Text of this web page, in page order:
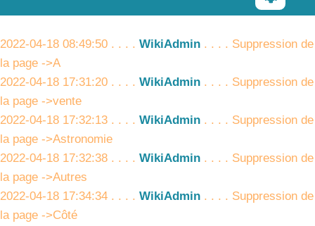
2022-04-18 08:49:50 . . . . WikiAdmin . . . . Suppression de
la page ->A
2022-04-18 17:31:20 . . . . WikiAdmin . . . . Suppression de
la page ->vente
2022-04-18 17:32:13 . . . . WikiAdmin . . . . Suppression de
la page ->Astronomie
2022-04-18 17:32:38 . . . . WikiAdmin . . . . Suppression de
la page ->Autres
2022-04-18 17:34:34 . . . . WikiAdmin . . . . Suppression de
la page ->Côté